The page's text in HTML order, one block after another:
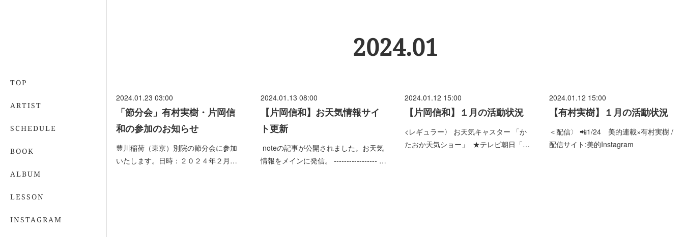
TOP
ARTIST
SCHEDULE
BOOK
ALBUM
LESSON
INSTAGRAM
2024.01
2024.01.23 03:00
「節分会」有村実樹・片岡信
和の参加のお知らせ
豊川稲荷（東京）別院の節分会に参加
いたします。日時：２０２４年２月…
2024.01.13 08:00
【片岡信和】お天気情報サイ
ト更新
noteの記事が公開されました。お天気
情報をメインに発信。 ----------------- …
2024.01.12 15:00
【片岡信和】１月の活動状況
<レギュラー〉 お天気キャスター 「か
たおか天気ショー」 ★テレビ朝日「…
2024.01.12 15:00
【有村実樹】１月の活動状況
＜配信〉 📲1/24 美的連載×有村実樹 /
配信サイト:美的Instagram